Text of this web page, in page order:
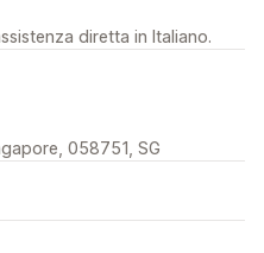
diretta in Italiano.
058751, SG